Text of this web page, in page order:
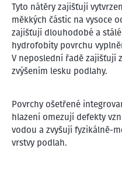
Tyto nátěry zajišťují
měkkých částic na vysoce
zajišťují dlouhodobé a
hydrofobity povrchu
V neposlední řadě zajišťují
zvýšením lesku podlahy.
Povrchy ošetřené
hlazení omezují defekty
vodou a zvyšují fyzikálně-
vrstvy podlah.